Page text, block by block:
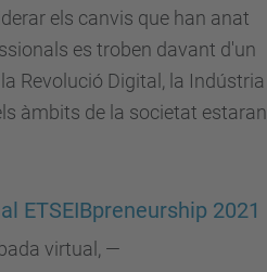
els canvis que han anat
es troben davant d'un
Revolució Digital, la Indústria
àmbits de la societat estaran
ETSEIBpreneurship 2021
virtual , —